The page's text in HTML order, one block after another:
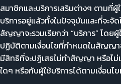
สมาชิกและบริการเสริมต่างๆ ตามที่ผู้
บริการอยู่แล้วทั้งในปัจจุบันและที่จะจั
สัญญาจะรวมเรียกว่า “บริการ” โดย
ปฏิบัติตามเงื่อนไขที่กำหนดในสัญญา
มีสิทธิที่จะปฏิเสธไม่ทำสัญญา หรือไม่
ใดๆ หรือกับผู้ใช้บริการได้ตามเงื่อน